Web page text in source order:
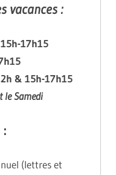
vacances :
17h15
& 15h-17h15
le Samedi
(lettres et